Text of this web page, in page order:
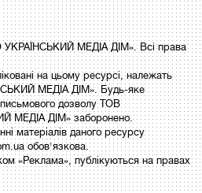
МЕДІА ДІМ». Всі права
на цьому ресурсі, належать
МЕДІА ДІМ». Будь-яке
дозволу ТОВ
МЕДІА ДІМ» заборонено.
матеріалів даного ресурсу
обов'язкова.
«Реклама», публікуються на правах